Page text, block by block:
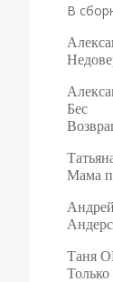
В
Бес
Мама
Андрей
Таня
Только